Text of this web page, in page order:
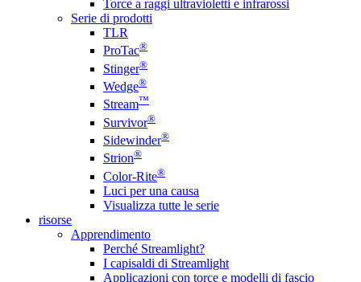
Torce a raggi ultravioletti e infrarossi
Serie di prodotti
TLR
ProTac®
Stinger®
Wedge®
Stream™
Survivor®
Sidewinder®
Strion®
Color-Rite®
Luci per una causa
Visualizza tutte le serie
risorse
Apprendimento
Perché Streamlight?
I capisaldi di Streamlight
Applicazioni con torce e modelli di fascio